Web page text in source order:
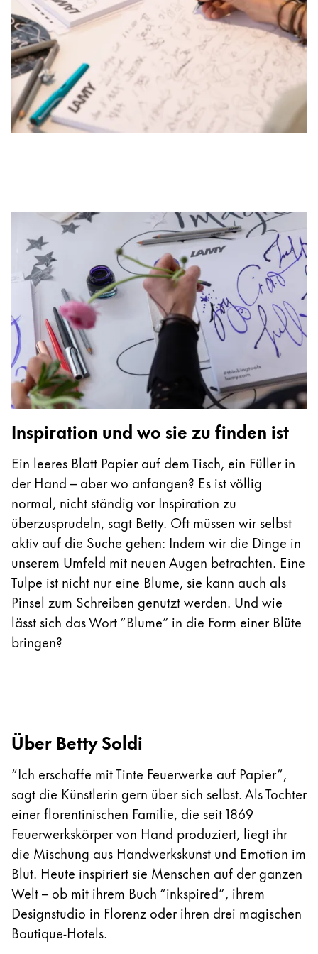
Inspiration und wo sie zu finden ist
Ein leeres Blatt Papier auf dem Tisch, ein Füller in
der Hand – aber wo anfangen? Es ist völlig
normal, nicht ständig vor Inspiration zu
überzusprudeln, sagt Betty. Oft müssen wir selbst
aktiv auf die Suche gehen: Indem wir die Dinge in
unserem Umfeld mit neuen Augen betrachten. Eine
Tulpe ist nicht nur eine Blume, sie kann auch als
Pinsel zum Schreiben genutzt werden. Und wie
lässt sich das Wort “Blume” in die Form einer Blüte
bringen?
Über Betty Soldi
“Ich erschaffe mit Tinte Feuerwerke auf Papier”,
sagt die Künstlerin gern über sich selbst. Als Tochter
einer florentinischen Familie, die seit 1869
Feuerwerkskörper von Hand produziert, liegt ihr
die Mischung aus Handwerkskunst und Emotion im
Blut. Heute inspiriert sie Menschen auf der ganzen
Welt – ob mit ihrem Buch “inkspired”, ihrem
Designstudio in Florenz oder ihren drei magischen
Boutique-Hotels.